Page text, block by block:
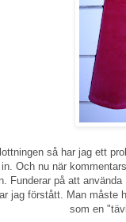
så har jag ett
Och nu när
Funderar på att
jag förstått. Man måste
som en